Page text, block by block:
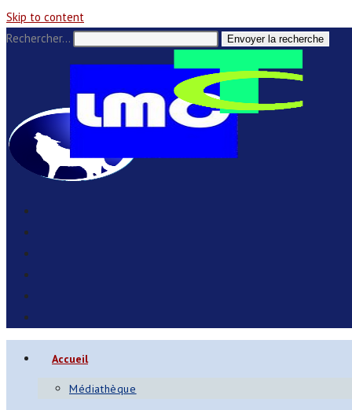
Skip to content
Rechercher…
Envoyer la recherche
Accueil
Médiathèque